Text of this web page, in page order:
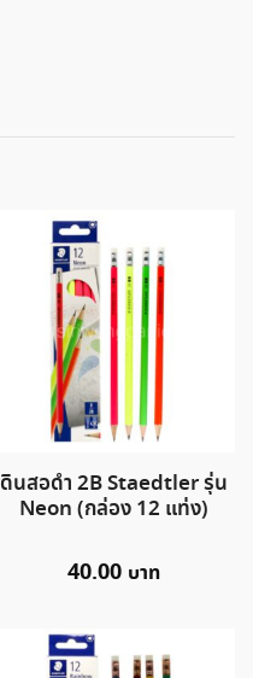
ดินสอดำ 2B Staedtler รุ่น
Neon (กล่อง 12 แท่ง)
40.00